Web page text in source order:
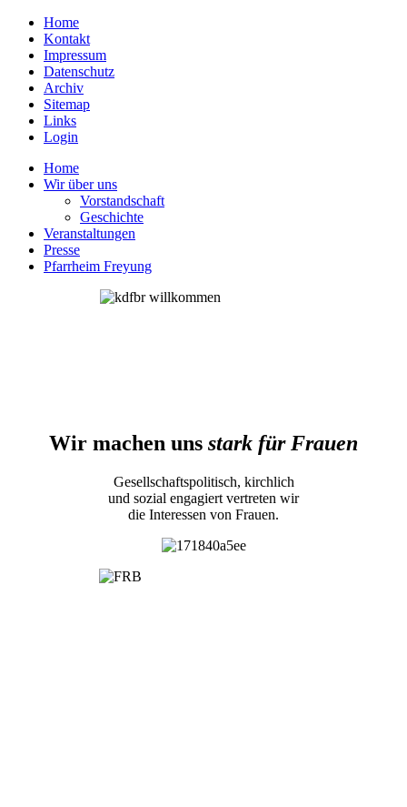
Home
Kontakt
Impressum
Datenschutz
Archiv
Sitemap
Links
Login
Home
Wir über uns
Vorstandschaft
Geschichte
Veranstaltungen
Presse
Pfarrheim Freyung
Wir machen uns stark für Frauen
Gesellschaftspolitisch, kirchlich
und sozial engagiert vertreten wir
die Interessen von Frauen.